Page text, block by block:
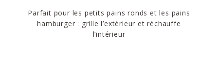
Parfait pour les petits pains ronds et les pains
hamburger : grille l’extérieur et réchauffe
l’intérieur